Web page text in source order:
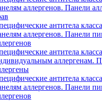
аллергенов. Панели
антитела
аллергенов. Панели
антитела
аллергенам.
антитела
аллергенов. Панели